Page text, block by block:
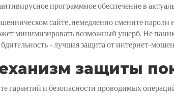
программное обеспечение в
сайте, немедленно смените пароли
минимизировать возможный ущерб. Не
- лучшая защита от интернет-
защиты
гарантий и безопасности проводимых